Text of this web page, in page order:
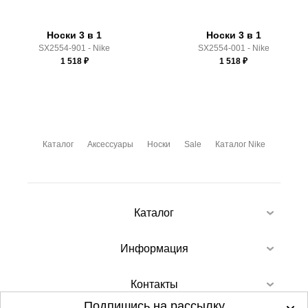
Носки 3 в 1
SX2554-901 - Nike
1 518₽
Носки 3 в 1
SX2554-001 - Nike
1 518 ₽
Каталог Аксессуары Носки Sale Каталог Nike
Каталог
Информация
Контакты